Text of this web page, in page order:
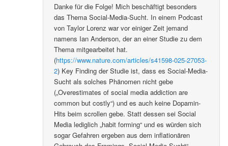
Danke für die Folge! Mich beschäftigt besonders
das Thema Social-Media-Sucht. In einem Podcast
von Taylor Lorenz war vor einiger Zeit jemand
namens Ian Anderson, der an einer Studie zu dem
Thema mitgearbeitet hat.
(https://www.nature.com/articles/s41598-025-27053-
2) Key Finding der Studie ist, dass es Social-Media-
Sucht als solches Phänomen nicht gebe
(„Overestimates of social media addiction are
common but costly“) und es auch keine Dopamin-
Hits beim scrollen gebe. Statt dessen sei Social
Media lediglich „habit forming“ und es würden sich
sogar Gefahren ergeben aus dem inflationären